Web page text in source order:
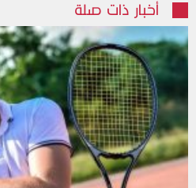
أخبار ذات صلة